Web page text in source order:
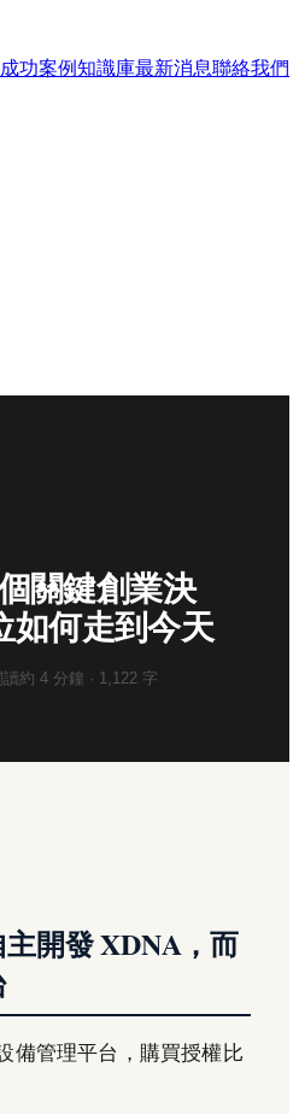
成功案例知識庫最新消息聯絡我們
關鍵創業決
如何走到今天
讀約 4 分鐘 · 1,122 字
開發 XDNA，而
備管理平台，購買授權比